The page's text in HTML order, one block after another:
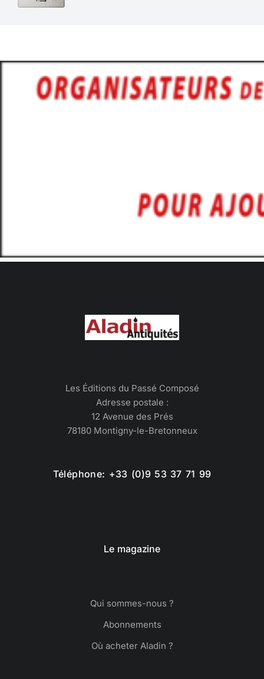
Les Éditions du Passé Composé
Adresse postale :
12 Avenue des Prés
78180 Montigny-le-Bretonneux
Téléphone: +33 (0)9 53 37 71 99
Le magazine
Qui sommes-nous ?
Abonnements
Où acheter Aladin ?